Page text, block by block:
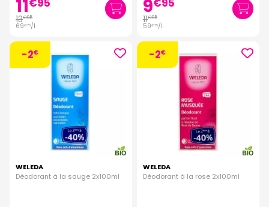
11€95
13€95
69€75/l.
9€95
11€95
59€75/l.
-2€
WELEDA
Déodorant à la sauge 2x100ml
-2€
WELEDA
Déodorant à la rose 2x100ml